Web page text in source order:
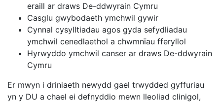
eraill ar draws De-ddwyrain Cymru
Casglu gwybodaeth ymchwil gywir
Cynnal cysylltiadau agos gyda sefydliadau
ymchwil cenedlaethol a chwmnïau fferyllol
Hyrwyddo ymchwil canser ar draws De-ddwyrain
Cymru
Er mwyn i driniaeth newydd gael trwydded gyffuriau
yn y DU a chael ei defnyddio mewn lleoliad clinigol,